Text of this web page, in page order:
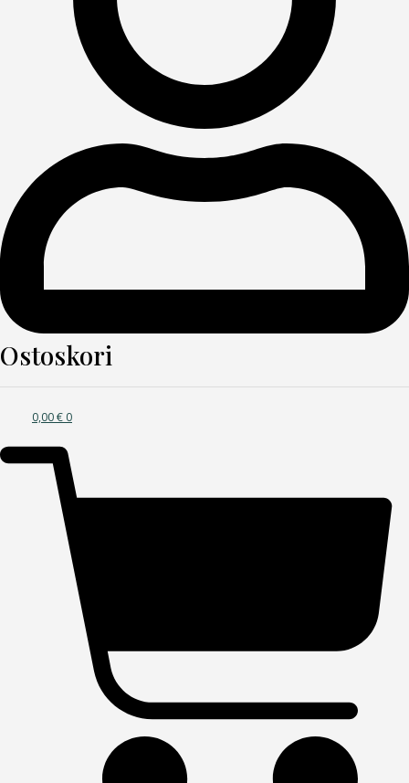
Ostoskori
0,00€ 0